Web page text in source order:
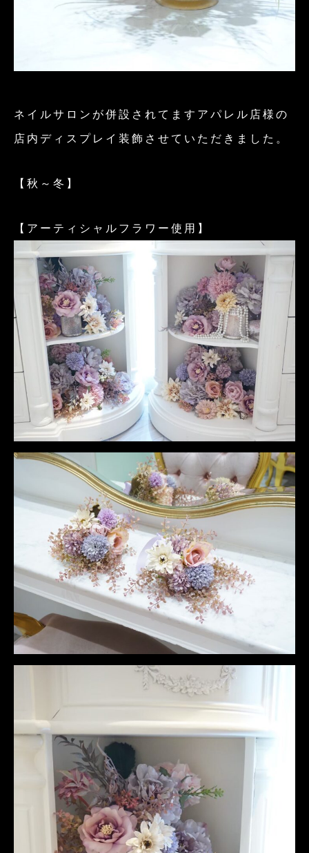
ネイルサロンが併設されてますアパレル店様の
店内ディスプレイ装飾させていただきました。
【秋～冬】
【アーティシャルフラワー使用】